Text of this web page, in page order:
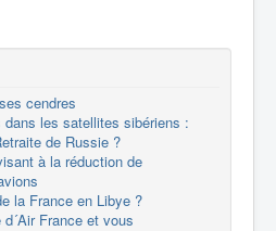
cendres
dans les satellites sibériens :
de Russie ?
à la réduction de
la France en Libye ?
France et vous